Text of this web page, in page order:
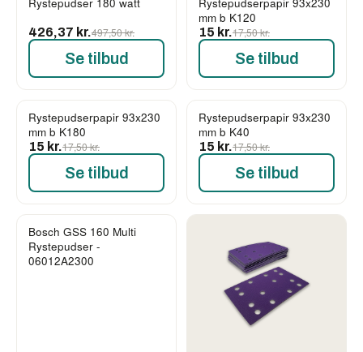
-14%
426,37 kr.497,50 kr.
Se tilbud
-14%
mm b K120
15 kr.17,50 kr.
Se tilbud
-14%
Rystepudserpapir 93x230
mm b K180
15 kr.17,50 kr.
Se tilbud
-14%
Rystepudserpapir 93x230
mm b K40
15 kr.17,50 kr.
Se tilbud
Bosch GSS 160 Multi
Rystepudser -
06012A2300